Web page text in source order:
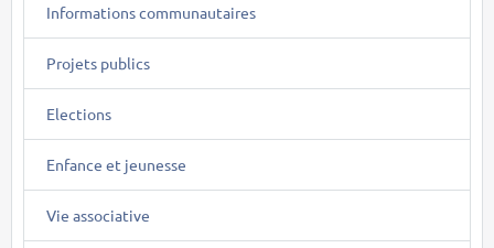
Informations communautaires
Projets publics
Elections
Enfance et jeunesse
Vie associative